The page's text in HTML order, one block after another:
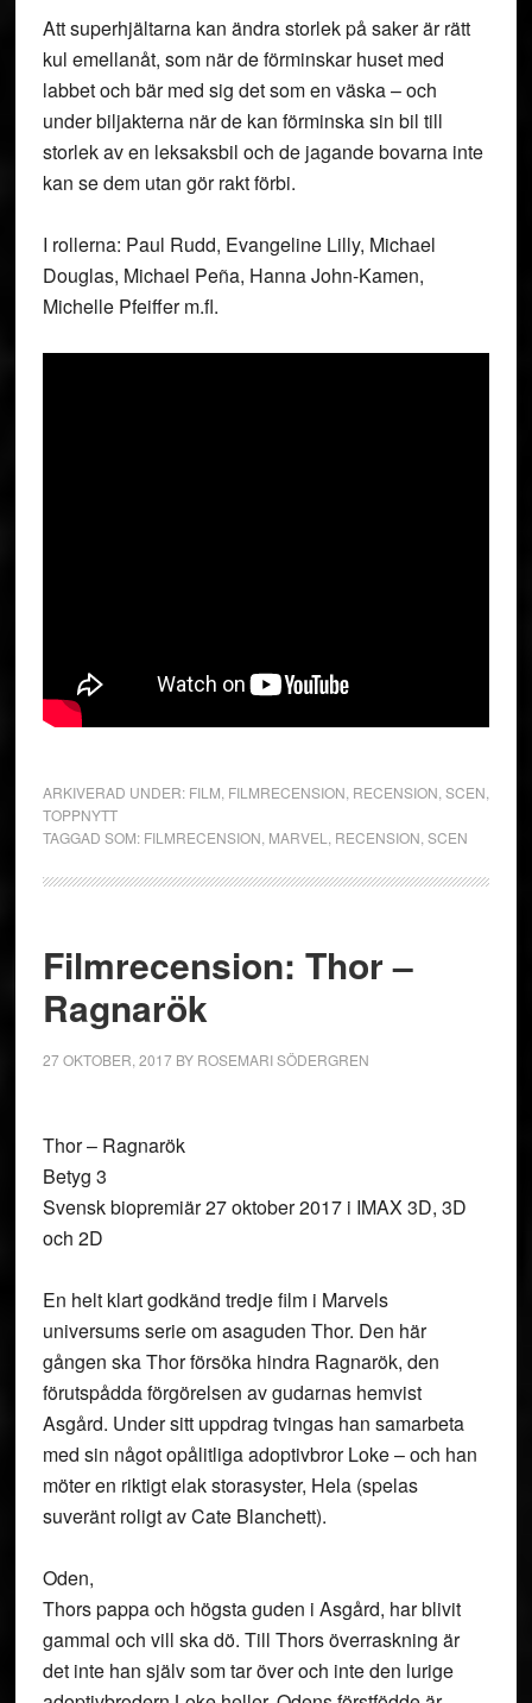
Att superhjältarna kan ändra storlek på saker är rätt
kul emellanåt, som när de förminskar huset med
labbet och bär med sig det som en väska – och
under biljakterna när de kan förminska sin bil till
storlek av en leksaksbil och de jagande bovarna inte
kan se dem utan gör rakt förbi.
I rollerna: Paul Rudd, Evangeline Lilly, Michael
Douglas, Michael Peña, Hanna John-Kamen,
Michelle Pfeiffer m.fl.
ARKIVERAD UNDER: FILM FILMRECENSION RECENSION SCEN
TOPPNYTT
TAGGAD SOM: FILMRECENSION MARVEL RECENSION SCEN
Filmrecension: Thor –
Ragnarök
27 OKTOBER, 2017BY ROSEMARI SÖDERGREN
Thor – Ragnarök
Betyg 3
Svensk biopremiär 27 oktober 2017 i IMAX 3D, 3D
och 2D
En helt klart godkänd tredje film i Marvels
universums serie om asaguden Thor. Den här
gången ska Thor försöka hindra Ragnarök, den
förutspådda förgörelsen av gudarnas hemvist
Asgård. Under sitt uppdrag tvingas han samarbeta
med sin något opålitliga adoptivbror Loke – och han
möter en riktigt elak storasyster, Hela (spelas
suveränt roligt av Cate Blanchett).
Oden,
Thors pappa och högsta guden i Asgård, har blivit
gammal och vill ska dö. Till Thors överraskning är
det inte han själv som tar över och inte den lurige